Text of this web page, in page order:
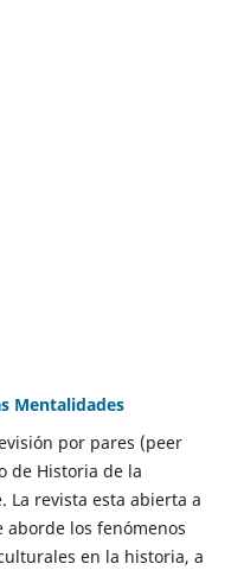
Mentalidades
por pares (peer
de Historia de la
La revista esta abierta a
los fenómenos
en la historia, a